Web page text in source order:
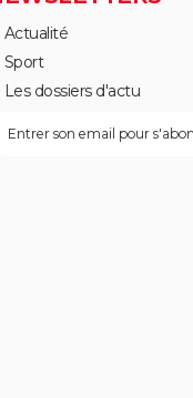
Actualité
Sport
Les dossiers d'actu